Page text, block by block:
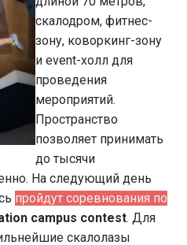
скалодром, фитнес-
зону, коворкинг-зону
и event-холл для
проведения
мероприятий.
Пространство
позволяет принимать
до тысячи
На следующий день
пройдут соревнования по
campus contest. Для
скалолазы